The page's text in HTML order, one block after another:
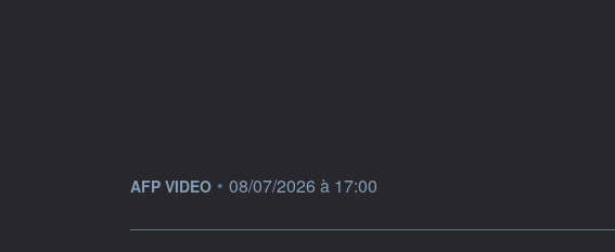
information fournie par
AFP VIDEO • 08/07/2026 à 17:00